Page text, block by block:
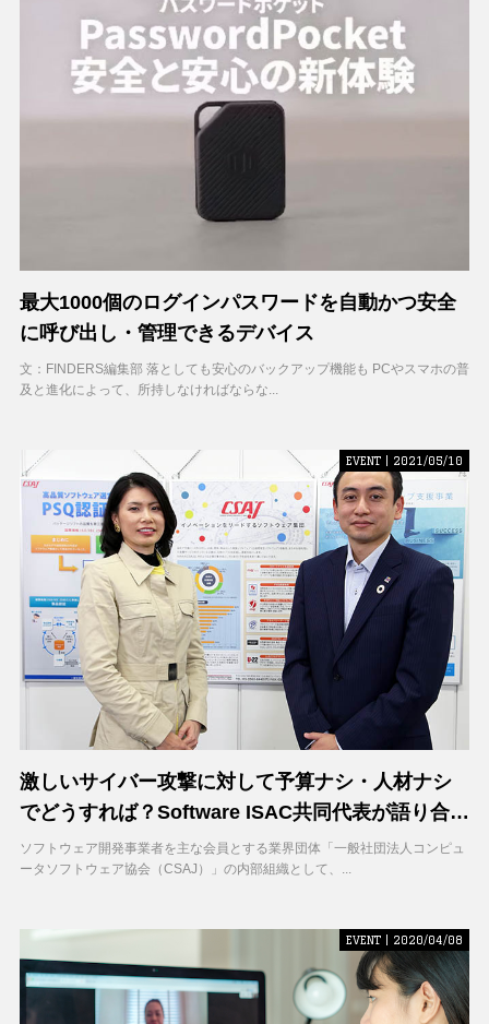
最大1000個のログインパスワードを自動かつ安全
に呼び出し・管理できるデバイス
文：FINDERS編集部 落としても安心のバックアップ機能も PCやスマホの普
及と進化によって、所持しなければならな...
EVENT | 2021/05/10
激しいサイバー攻撃に対して予算ナシ・人材ナシ
でどうすれば？Software ISAC共同代表が語り合
う、企業サイバーセキュリティはじめの一歩
ソフトウェア開発事業者を主な会員とする業界団体「一般社団法人コンピュ
ータソフトウェア協会（CSAJ）」の内部組織として、...
EVENT | 2020/04/08